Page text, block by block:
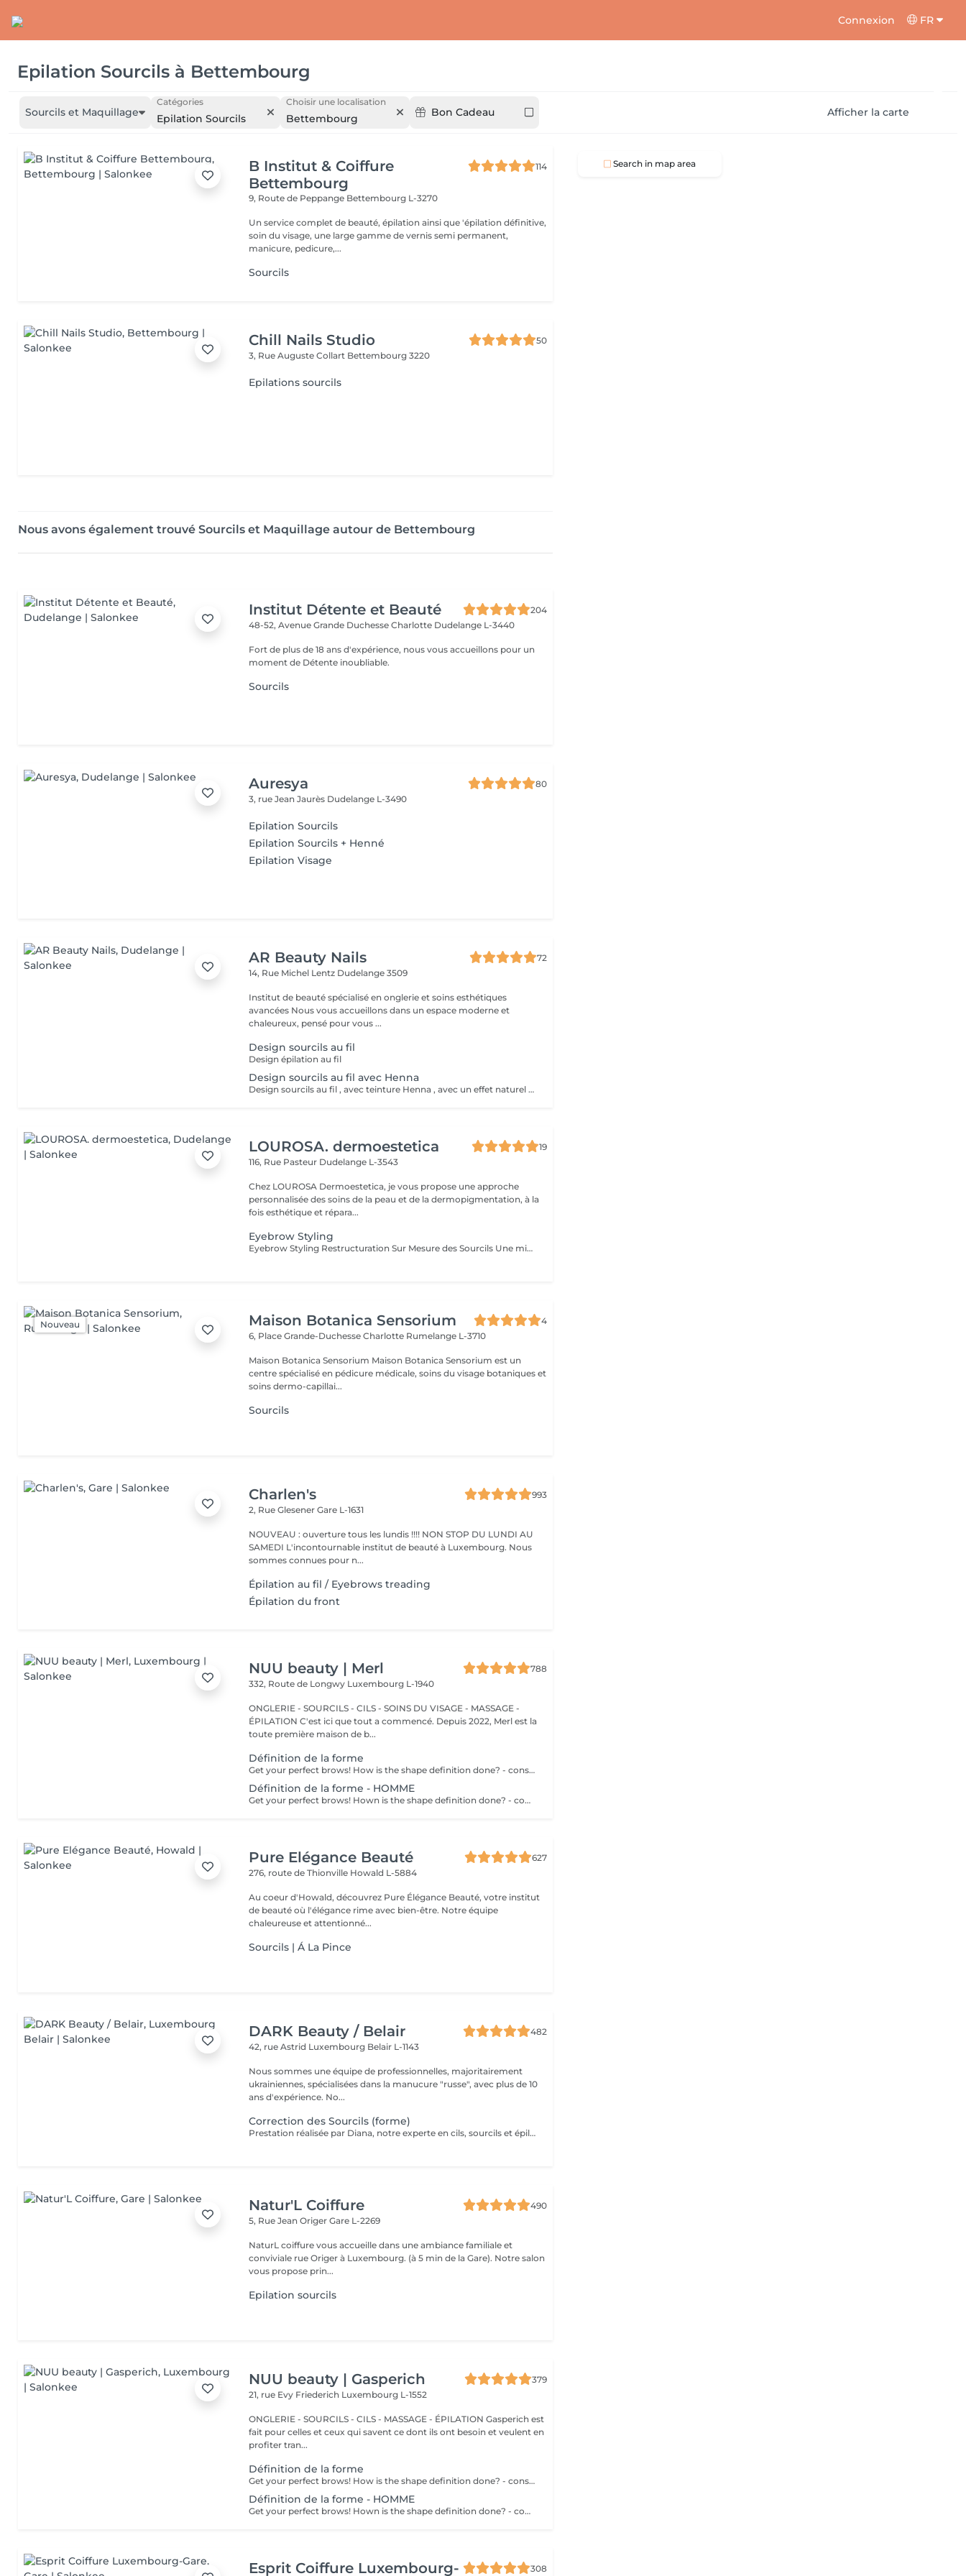
Connexion FR
Epilation Sourcils à Bettembourg
Sourcils et Maquillage
Catégories
Epilation Sourcils
Choisir une localisation
Bettembourg Bon Cadeau Afficher la carte
B Institut & Coiffure
Bettembourg
114
9, Route de Peppange Bettembourg L-3270
Un service complet de beauté, épilation ainsi que 'épilation définitive,
soin du visage, une large gamme de vernis semi permanent,
manicure, pedicure,...
Sourcils
Chill Nails Studio
50
3, Rue Auguste Collart Bettembourg 3220
Epilations sourcils
Nous avons également trouvé Sourcils et Maquillage autour de Bettembourg
Institut Détente et Beauté
204
48-52, Avenue Grande Duchesse Charlotte Dudelange L-3440
Fort de plus de 18 ans d'expérience, nous vous accueillons pour un
moment de Détente inoubliable.
Sourcils
Auresya
80
3, rue Jean Jaurès Dudelange L-3490
Epilation Sourcils
Epilation Sourcils + Henné
Epilation Visage
AR Beauty Nails
72
14, Rue Michel Lentz Dudelange 3509
Institut de beauté spécialisé en onglerie et soins esthétiques
avancées Nous vous accueillons dans un espace moderne et
chaleureux, pensé pour vous ...
Design sourcils au fil
Design épilation au fil
Design sourcils au fil avec Henna
Design sourcils au fil , avec teinture Henna , avec un effet naturel et complet pour les sourcils , durabilité 15jours
LOUROSA. dermoestetica
19
116, Rue Pasteur Dudelange L-3543
Chez LOUROSA Dermoestetica, je vous propose une approche
personnalisée des soins de la peau et de la dermopigmentation, à la
fois esthétique et répara...
Eyebrow Styling
Eyebrow Styling Restructuration Sur Mesure des Sourcils Une mise en beauté précise et personnalisée pour sublimer votre regard. L'Eyebrow Styling est une prestation dédiée à la restructuration complète des sourcils, réalisée exclusivement à la pince pour garantir un travail d'une grande précision. Cette technique permet de respecter parfaitement la ligne naturelle du sourcil tout en l'adaptant harmonieusement à la morphologie du visage. Chaque prestation débute par une analyse de la forme du visage et de la structure naturelle des sourcils, afin de créer une ligne sur mesure qui équilibre et met en valeur les traits. Ce soin permet de : * restructurer la ligne des sourcils avec précision * harmoniser les sourcils avec la forme du visage * nettoyer et affiner le contour pour un rendu net et soigné * sublimer le regard de manière naturelle En option, il est possible d'ajouter une mise en couleur légère au crayon, afin de combler les zones clairsemées et d'intensifier la structure du sourcil tout en respectant sa teinte naturelle. Idéal pour entretenir ses sourcils ou pour retrouver une ligne parfaitement adaptée à son visage.
Nouveau Maison Botanica Sensorium
4
6, Place Grande-Duchesse Charlotte Rumelange L-3710
Maison Botanica Sensorium Maison Botanica Sensorium est un
centre spécialisé en pédicure médicale, soins du visage botaniques et
soins dermo-capillai...
Sourcils
Charlen's
993
2, Rue GlesenerGare L-1631
NOUVEAU : ouverture tous les lundis !!!! NON STOP DU LUNDI AU
SAMEDI L'incontournable institut de beauté à Luxembourg. Nous
sommes connues pour n...
Épilation au fil / Eyebrows treading
Épilation du front
NUU beauty | Merl
788
332, Route de Longwy Luxembourg L-1940
ONGLERIE - SOURCILS - CILS - SOINS DU VISAGE - MASSAGE -
ÉPILATION C'est ici que tout a commencé. Depuis 2022, Merl est la
toute première maison de b...
Définition de la forme
Get your perfect brows! How is the shape definition done? - consultation (to discuss perfect form and colour) - preparation (brows are washed and marked) - waxing ( excess hair are removed with wax) - tweezing (excess hair are removed with tweezers) - antiseptic and cream are applied Age restrictions: recommended to do from 12 years. Post procedure recommendations: do not put makeup on the skin near the brows 4 hours after the procedure. Frequency: once in 3-4 weeks.
Définition de la forme - HOMME
Get your perfect brows! Hown is the shape definition done? - consultation (to discuss perfect form and colour) - preparation (brows are washed and marked) - waxing (excess hair are removed with wax) - tweezing (excess hair are removed with tweezers) - antiseptic and cream are applied Age restrictions: recommended to do from 12 years. Post procedure recommendations: excessive sweating is prohibited. Frequency: once in 3-4 weeks.
Pure Elégance Beauté
627
276, route de Thionville Howald L-5884
Au coeur d'Howald, découvrez Pure Élégance Beauté, votre institut
de beauté où l'élégance rime avec bien-être. Notre équipe
chaleureuse et attentionné...
Sourcils | Á La Pince
DARK Beauty / Belair
482
42, rue Astrid Luxembourg Belair L-1143
Nous sommes une équipe de professionnelles, majoritairement
ukrainiennes, spécialisées dans la manucure "russe", avec plus de 10
ans d'expérience. No...
Correction des Sourcils (forme)
Prestation réalisée par Diana, notre experte en cils, sourcils et épilation, avec plus de 10 ans d'expérience, garantissant précision et résultats de haute qualité.
Natur'L Coiffure
490
5, Rue Jean OrigerGare L-2269
NaturL coiffure vous accueille dans une ambiance familiale et
conviviale rue Origer à Luxembourg. (à 5 min de la Gare). Notre salon
vous propose prin...
Epilation sourcils
NUU beauty | Gasperich
379
21, rue Evy Friederich Luxembourg L-1552
ONGLERIE - SOURCILS - CILS - MASSAGE - ÉPILATION Gasperich est
fait pour celles et ceux qui savent ce dont ils ont besoin et veulent en
profiter tran...
Définition de la forme
Get your perfect brows! How is the shape definition done? - consultation (to discuss perfect form and colour) - preparation (brows are washed and marked) - waxing ( excess hair are removed with wax) - tweezing (excess hair are removed with tweezers) - antiseptic and cream are applied Age restrictions: recommended to do from 12 years. Post procedure recommendations: do not put makeup on the skin near the brows 4 hours after the procedure. Frequency: once in 3-4 weeks.
Définition de la forme - HOMME
Get your perfect brows! Hown is the shape definition done? - consultation (to discuss perfect form and colour) - preparation (brows are washed and marked) - waxing (excess hair are removed with wax) - tweezing (excess hair are removed with tweezers) - antiseptic and cream are applied Age restrictions: recommended to do from 12 years. Post procedure recommendations: excessive sweating is prohibited. Frequency: once in 3-4 weeks.
Esprit Coiffure Luxembourg- 308
Search in map area